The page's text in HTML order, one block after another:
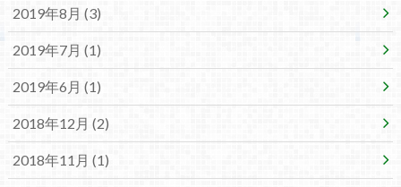
2019年8月 (3)
2019年7月 (1)
2019年6月 (1)
2018年12月 (2)
2018年11月 (1)